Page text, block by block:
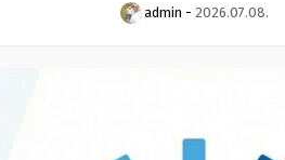
admin - 2026.07.08.